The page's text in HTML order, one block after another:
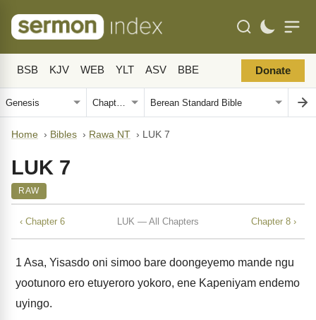
BSB KJV WEB YLT ASV BBE Donate
Home › Bibles › Rawa NT › LUK 7
LUK 7
RAW
‹ Chapter 6 LUK — All Chapters Chapter 8 ›
1 Asa, Yisasdo oni simoo bare doongeyemo mande ngu
yootunoro ero etuyeroro yokoro, ene Kapeniyam endemo
uyingo.